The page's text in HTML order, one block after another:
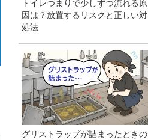
トイレつまりで少しずつ流れる原
因は？放置するリスクと正しい対
処法
グリストラップが詰まったときの